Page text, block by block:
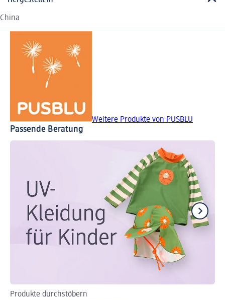
China
Weitere Produkte von PUSBLU
Passende Beratung
Produkte durchstöbern